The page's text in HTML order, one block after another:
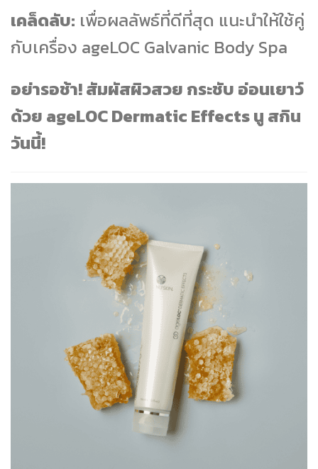
เคล็ดลับ: เพื่อผลลัพธ์ที่ดีที่สุด แนะนำให้ใช้คู่
กับเครื่อง ageLOC Galvanic Body Spa
อย่ารอช้า! สัมผัสผิวสวย กระชับ อ่อนเยาว์
ด้วย ageLOC Dermatic Effects นู สกิน
วันนี้!